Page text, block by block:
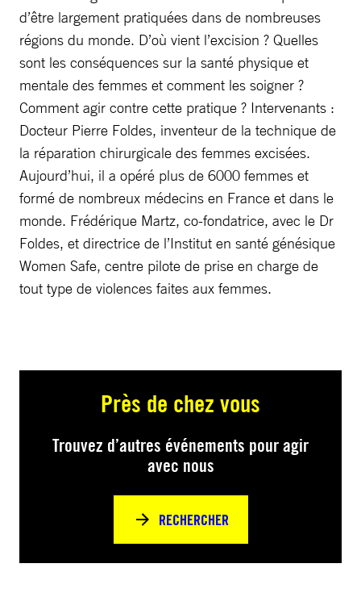
d’être largement pratiquées dans de nombreuses
régions du monde. D’où vient l’excision ? Quelles
sont les conséquences sur la santé physique et
mentale des femmes et comment les soigner ?
Comment agir contre cette pratique ? Intervenants :
Docteur Pierre Foldes, inventeur de la technique de
la réparation chirurgicale des femmes excisées.
Aujourd’hui, il a opéré plus de 6000 femmes et
formé de nombreux médecins en France et dans le
monde. Frédérique Martz, co-fondatrice, avec le Dr
Foldes, et directrice de l’Institut en santé génésique
Women Safe, centre pilote de prise en charge de
tout type de violences faites aux femmes.
Près de chez vous
Trouvez d’autres événements pour agir
avec nous
RECHERCHER